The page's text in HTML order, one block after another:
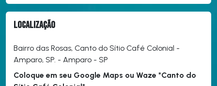
Localização
Bairro das Rosas, Canto do Sítio Café Colonial -
Amparo, SP. - Amparo - SP
Coloque em seu Google Maps ou Waze "Canto do